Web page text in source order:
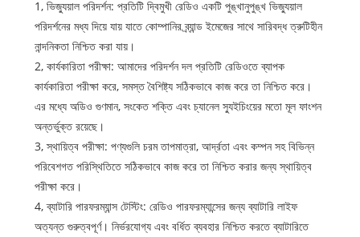
1, ভিজ্যুয়াল পরিদর্শন: প্রতিটি দ্বিমুখী রেডিও একটি পুঙ্খানুপুঙ্খ ভিজ্যুয়াল
পরিদর্শনের মধ্য দিয়ে যায় যাতে কোম্পানির ব্র্যান্ড ইমেজের সাথে সারিবদ্ধ ত্রুটিহীন
নান্দনিকতা নিশ্চিত করা যায়।
2, কার্যকারিতা পরীক্ষা: আমাদের পরিদর্শন দল প্রতিটি রেডিওতে ব্যাপক
কার্যকারিতা পরীক্ষা করে, সমস্ত বৈশিষ্ট্য সঠিকভাবে কাজ করে তা নিশ্চিত করে।
এর মধ্যে অডিও গুণমান, সংকেত শক্তি এবং চ্যানেল স্যুইচিংয়ের মতো মূল ফাংশন
অন্তর্ভুক্ত রয়েছে।
3, স্থায়িত্ব পরীক্ষা: পণ্যগুলি চরম তাপমাত্রা, আর্দ্রতা এবং কম্পন সহ বিভিন্ন
পরিবেশগত পরিস্থিতিতে সঠিকভাবে কাজ করে তা নিশ্চিত করার জন্য স্থায়িত্ব
পরীক্ষা করে।
4, ব্যাটারি পারফরম্যান্স টেস্টিং: রেডিও পারফরম্যান্সের জন্য ব্যাটারি লাইফ
অত্যন্ত গুরুত্বপূর্ণ। নির্ভরযোগ্য এবং বর্ধিত ব্যবহার নিশ্চিত করতে ব্যাটারিতে